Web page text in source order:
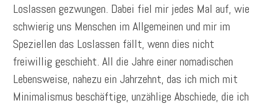
Loslassen gezwungen. Dabei fiel mir jedes Mal auf, wie
schwierig uns Menschen im Allgemeinen und mir im
Speziellen das Loslassen fällt, wenn dies nicht
freiwillig geschieht. All die Jahre einer nomadischen
Lebensweise, nahezu ein Jahrzehnt, das ich mich mit
Minimalismus beschäftige, unzählige Abschiede, die ich